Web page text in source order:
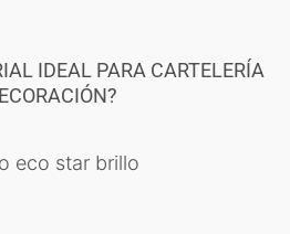
IDEAL PARA CARTELERÍA